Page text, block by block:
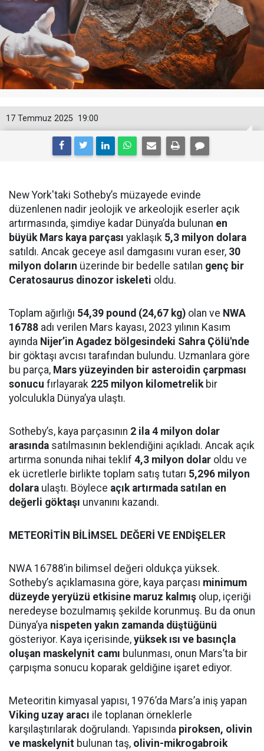
19:00
17 Temmuz 2025
New York'taki Sotheby’s müzayede evinde
düzenlenen nadir jeolojik ve arkeolojik eserler açık
artırmasında, şimdiye kadar Dünya’da bulunan en
büyük Mars kaya parçası yaklaşık 5,3 milyon dolara
satıldı. Ancak geceye asıl damgasını vuran eser, 30
milyon doların üzerinde bir bedelle satılan genç bir
Ceratosaurus dinozor iskeleti oldu.
Toplam ağırlığı 54,39 pound (24,67 kg) olan ve NWA
16788 adı verilen Mars kayası, 2023 yılının Kasım
ayında Nijer’in Agadez bölgesindeki Sahra Çölü'nde
bir göktaşı avcısı tarafından bulundu. Uzmanlara göre
bu parça, Mars yüzeyinden bir asteroidin çarpması
sonucu fırlayarak 225 milyon kilometrelikbir
yolculukla Dünya’ya ulaştı.
Sotheby’s, kaya parçasının 2 ila 4 milyon dolar
arasında satılmasının beklendiğini açıkladı. Ancak açık
artırma sonunda nihai teklif 4,3 milyon dolar oldu ve
ek ücretlerle birlikte toplam satış tutarı 5,296 milyon
dolara ulaştı. Böylece açık artırmada satılan en
değerli göktaşı unvanını kazandı.
METEORİTİN BİLİMSEL DEĞERİ VE ENDİŞELER
NWA 16788’in bilimsel değeri oldukça yüksek.
Sotheby’s açıklamasına göre, kaya parçası minimum
düzeyde yeryüzü etkisine maruz kalmış olup, içeriği
neredeyse bozulmamış şekilde korunmuş. Bu da onun
Dünya’ya nispeten yakın zamanda düştüğünü
gösteriyor. Kaya içerisinde, yüksek ısı ve basınçla
oluşan maskelynit camı bulunması, onun Mars’ta bir
çarpışma sonucu koparak geldiğine işaret ediyor.
Meteoritin kimyasal yapısı, 1976’da Mars’a iniş yapan
Viking uzay aracı ile toplanan örneklerle
karşılaştırılarak doğrulandı. Yapısında piroksen, olivin
ve maskelynit bulunan taş, olivin-mikrogabroik